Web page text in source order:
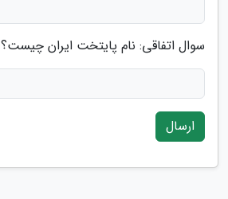
سوال اتفاقی: نام پایتخت ایران چیست؟
ارسال